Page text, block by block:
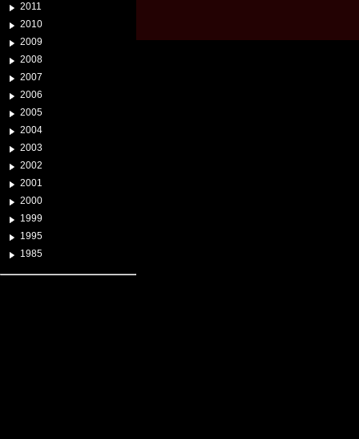
2011
2010
2009
2008
2007
2006
2005
2004
2003
2002
2001
2000
1999
1995
1985